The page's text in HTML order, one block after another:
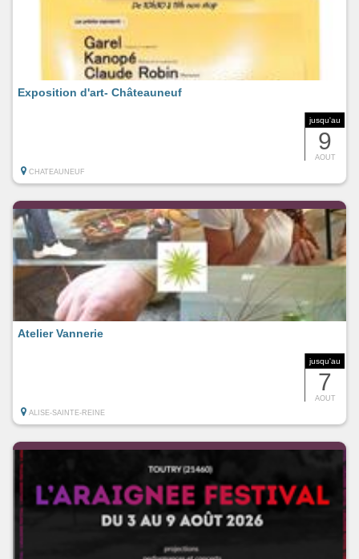
jusqu'au
9
AOUT
Exposition d'art- Châteauneuf
CHATEAUNEUF
jusqu'au
7
AOUT
Atelier Vannerie
ALISE-SAINTE-REINE